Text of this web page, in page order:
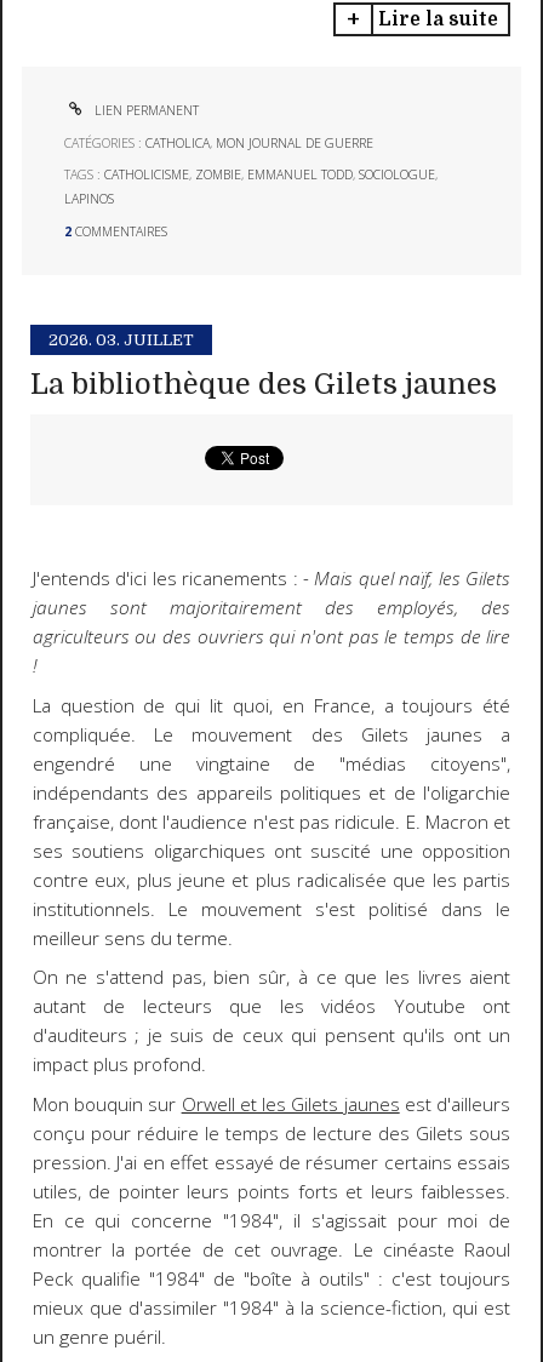
Lire la suite
LIEN PERMANENT
CATÉGORIES :CATHOLICA, MON JOURNAL DE GUERRE
TAGS :CATHOLICISME, ZOMBIE, EMMANUEL TODD,SOCIOLOGUE,
LAPINOS
2 COMMENTAIRES
2026. 03. JUILLET
La bibliothèque des Gilets jaunes
J'entends d'ici les ricanements : - Mais quel naïf, les Gilets
jaunes sont majoritairement des employés, des
agriculteurs ou des ouvriers qui n'ont pas le temps de lire
!
La question de qui lit quoi, en France, a toujours été
compliquée. Le mouvement des Gilets jaunes a
engendré une vingtaine de "médias citoyens",
indépendants des appareils politiques et de l'oligarchie
française, dont l'audience n'est pas ridicule. E. Macron et
ses soutiens oligarchiques ont suscité une opposition
contre eux, plus jeune et plus radicalisée que les partis
institutionnels. Le mouvement s'est politisé dans le
meilleur sens du terme.
On ne s'attend pas, bien sûr, à ce que les livres aient
autant de lecteurs que les vidéos Youtube ont
d'auditeurs ; je suis de ceux qui pensent qu'ils ont un
impact plus profond.
Mon bouquin sur Orwell et les Gilets jaunes est d'ailleurs
conçu pour réduire le temps de lecture des Gilets sous
pression. J'ai en effet essayé de résumer certains essais
utiles, de pointer leurs points forts et leurs faiblesses.
En ce qui concerne "1984", il s'agissait pour moi de
montrer la portée de cet ouvrage. Le cinéaste Raoul
Peck qualifie "1984" de "boîte à outils" : c'est toujours
mieux que d'assimiler "1984" à la science-fiction, qui est
un genre puéril.